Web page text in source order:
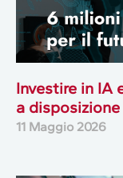
Investire in IA
a
11 Maggio 2026